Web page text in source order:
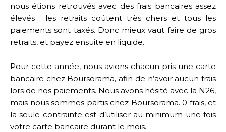
nous étions retrouvés avec des frais bancaires assez
élevés : les retraits coûtent très chers et tous les
paiements sont taxés. Donc mieux vaut faire de gros
retraits, et payez ensuite en liquide.
Pour cette année, nous avions chacun pris une carte
bancaire chez Boursorama, afin de n’avoir aucun frais
lors de nos paiements. Nous avons hésité avec la N26,
mais nous sommes partis chez Boursorama. 0 frais, et
la seule contrainte est d’utiliser au minimum une fois
votre carte bancaire durant le mois.